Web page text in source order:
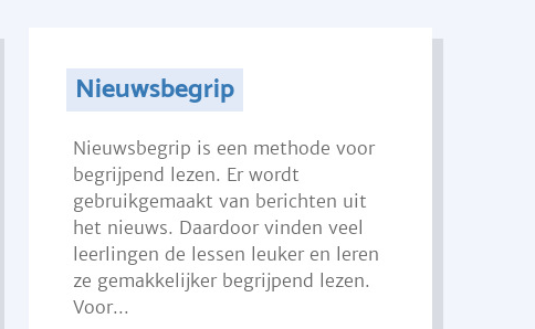
Nieuwsbegrip
Nieuwsbegrip is een methode voor
begrijpend lezen. Er wordt
gebruikgemaakt van berichten uit
het nieuws. Daardoor vinden veel
leerlingen de lessen leuker en leren
ze gemakkelijker begrijpend lezen.
Voor...